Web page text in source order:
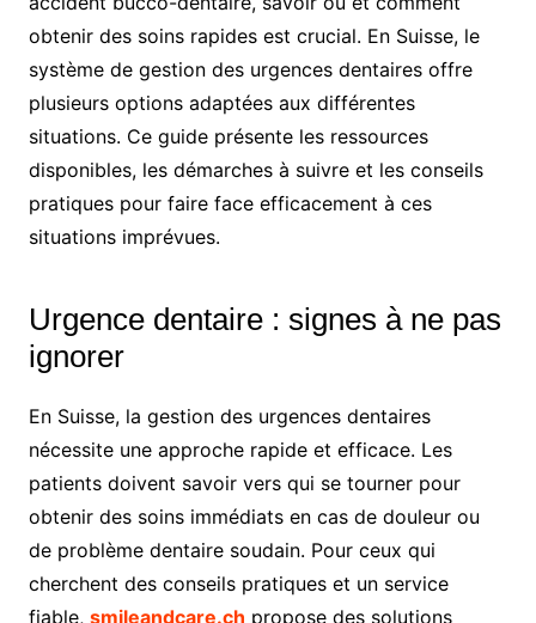
obtenir des soins rapides est crucial. En Suisse, le
système de gestion des urgences dentaires offre
plusieurs options adaptées aux différentes
situations. Ce guide présente les ressources
disponibles, les démarches à suivre et les conseils
pratiques pour faire face efficacement à ces
situations imprévues.
Urgence dentaire : signes à ne pas
ignorer
En Suisse, la gestion des urgences dentaires
nécessite une approche rapide et efficace. Les
patients doivent savoir vers qui se tourner pour
obtenir des soins immédiats en cas de douleur ou
de problème dentaire soudain. Pour ceux qui
cherchent des conseils pratiques et un service
fiable, smileandcare.ch propose des solutions